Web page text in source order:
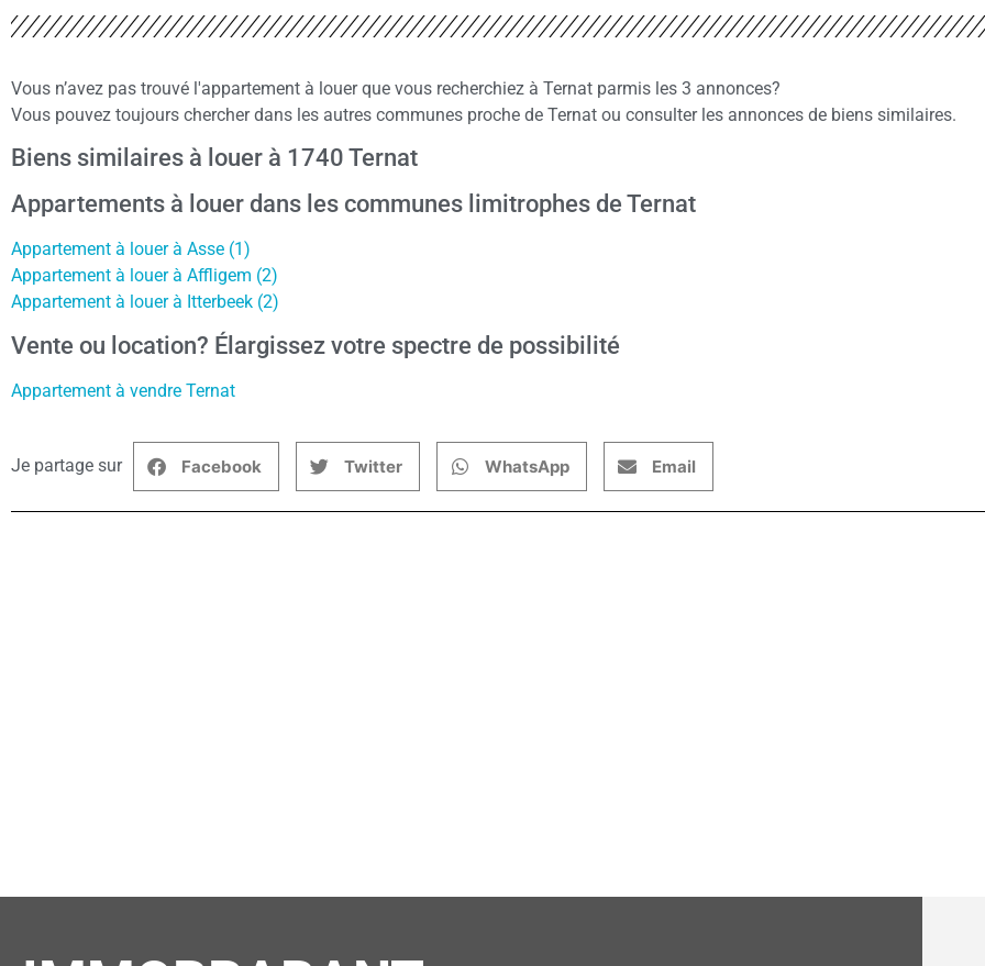
Vous n’avez pas trouvé l'appartement à louer que vous recherchiez à Ternat parmis les 3 annonces?
Vous pouvez toujours chercher dans les autres communes proche de Ternat ou consulter les annonces de biens similaires.
Biens similaires à louer à 1740 Ternat
Appartements à louer dans les communes limitrophes de Ternat
Appartement à louer à Asse (1)
Appartement à louer à Affligem (2)
Appartement à louer à Itterbeek (2)
Vente ou location? Élargissez votre spectre de possibilité
Appartement à vendre Ternat
Je partage sur Facebook Twitter WhatsApp Email